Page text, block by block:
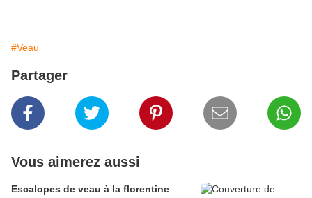
#Veau
Partager
Vous aimerez aussi
Escalopes de veau à la florentine